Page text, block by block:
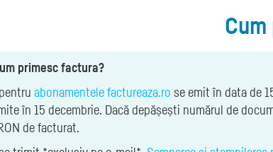
primesc factura?
abonamentele factureaza.ro se emit în data de
în 15 decembrie. Dacă depășești numărul de
de facturat.